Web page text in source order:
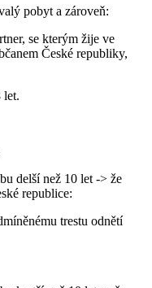
pobyt a zároveň:
se kterým žije ve
České republiky,
let.
delší než 10 let -> že
republice:
trestu odnětí